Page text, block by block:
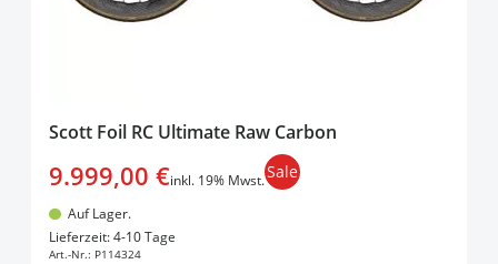
Scott Foil RC Ultimate Raw Carbon
9.999,00 €inkl. 19% Mwst.Sale
Auf Lager.
Lieferzeit: 4-10 Tage
Art.-Nr.: P114324